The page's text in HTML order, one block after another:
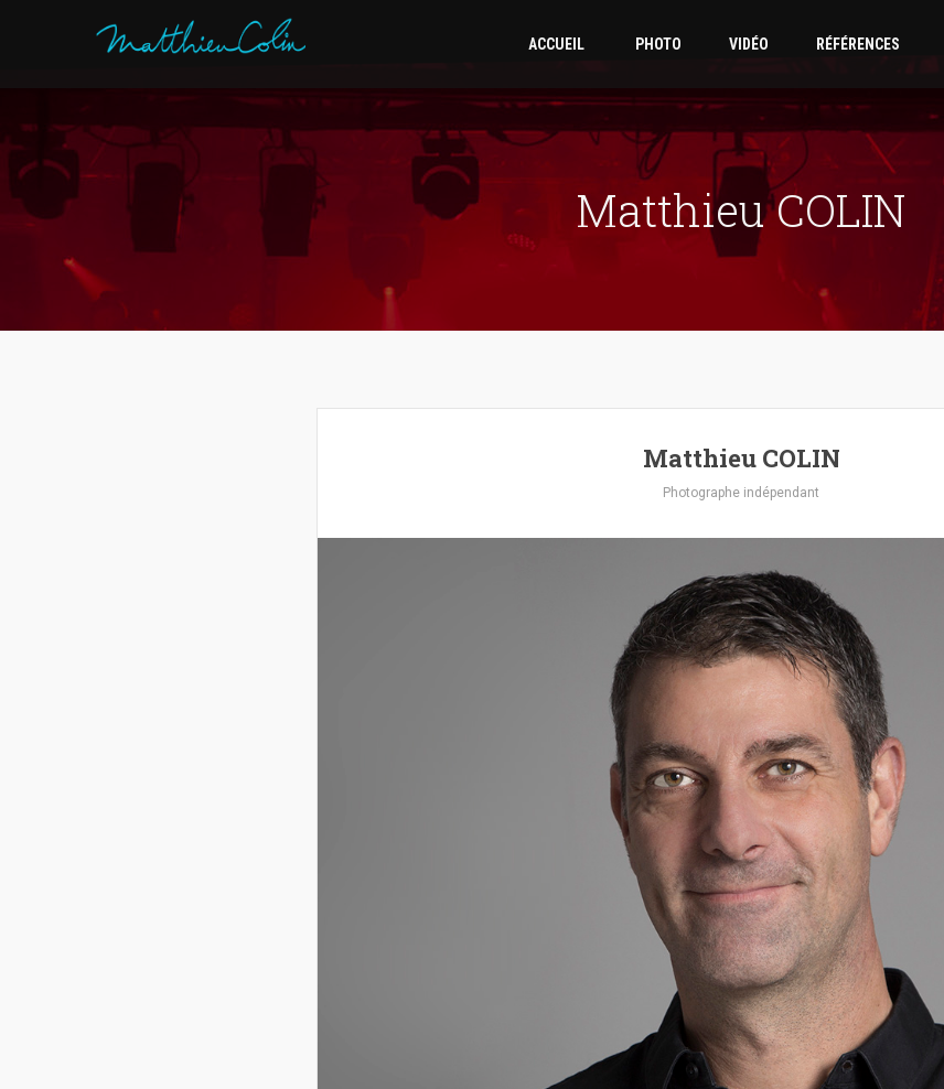
ACCUEIL PHOTO VIDÉO RÉFÉRENCES
Matthieu COLIN
Matthieu COLIN
Photographe indépendant